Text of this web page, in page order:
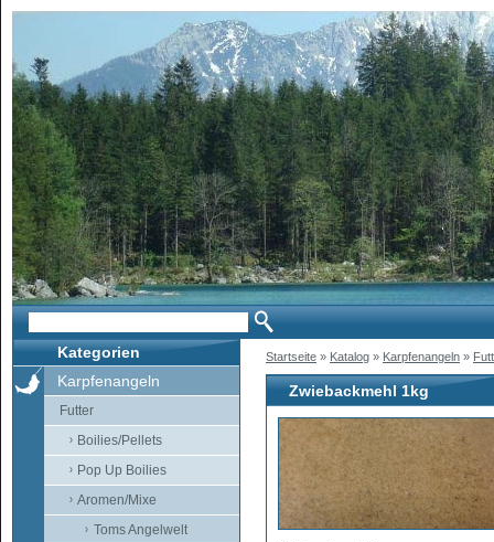
Kategorien
Karpfenangeln
Futter
Boilies/Pellets
Pop Up Boilies
Aromen/Mixe
Toms Angelwelt
Startseite » Katalog » Karpfenangeln »
Zwiebackmehl 1kg